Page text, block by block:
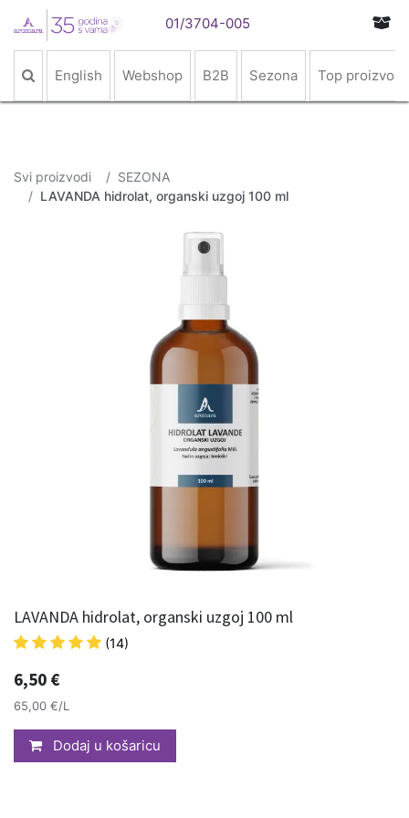
01/3704-005
English Webshop B2B Sezona Top proizvodi
Svi proizvodi
SEZONA
LAVANDA hidrolat, organski uzgoj 100 ml
LAVANDA hidrolat, organski uzgoj 100 ml
(14)
6,50 €
65,00 €/L
Dodaj u košaricu